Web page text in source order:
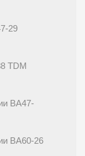
29
TDM
ВА47-
ВА60-26